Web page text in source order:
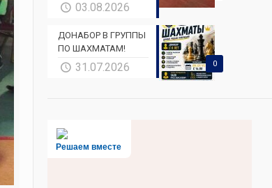
03.08.2026
0
ДОНАБОР В ГРУППЫ
ПО ШАХМАТАМ!
31.07.2026
Решаем вместе